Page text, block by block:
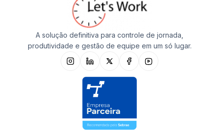
A solução definitiva para controle de jornada,
produtividade e gestão de equipe em um só lugar.